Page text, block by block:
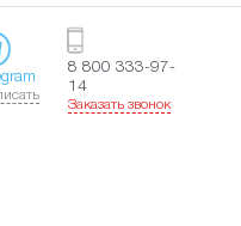
8 800 333-97-
14
Заказать звонок